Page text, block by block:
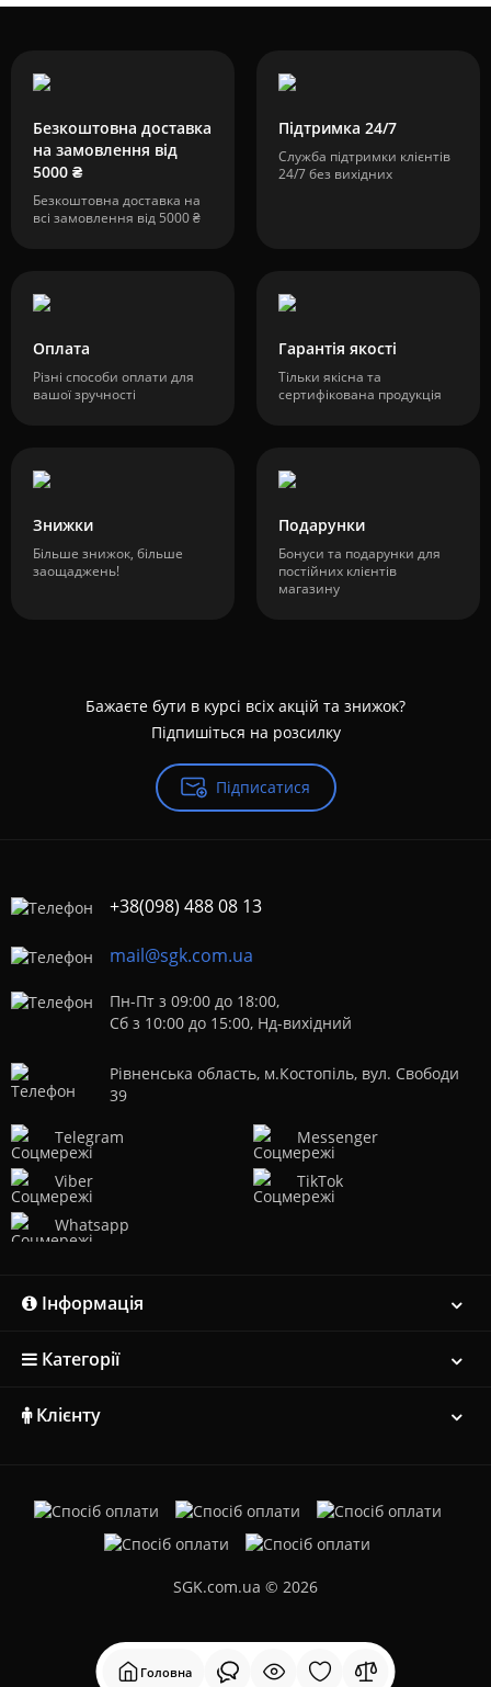
Головна
Безкоштовна доставка
на замовлення від
5000 ₴
Безкоштовна доставка на
всі замовлення від 5000 ₴
Підтримка 24/7
Служба підтримки клієнтів
24/7 без вихідних
Оплата
Різні способи оплати для
вашої зручності
Гарантія якості
Тільки якісна та
сертифікована продукція
Знижки
Більше знижок, більше
заощаджень!
Подарунки
Бонуси та подарунки для
постійних клієнтів
магазину
Бажаєте бути в курсі всіх акцій та знижок?
Підпишіться на розсилку
Підписатися
+38(098) 488 08 13
mail@sgk.com.ua
Пн-Пт з 09:00 до 18:00,
Сб з 10:00 до 15:00, Нд-вихідний
Рівненська область, м.Костопіль, вул. Свободи
39
Telegram
Viber
Whatsapp
Messenger
TikTok
Інформація
Категорії
Клієнту
SGK.com.ua © 2026